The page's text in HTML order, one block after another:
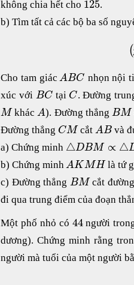
không chia hết cho 125.
b) Tìm tất cả các bộ ba số
(
Cho tam giácABC nhọn nội
xúc với BCtại C. Đường
MkhácA). Đường thẳngBM
Đường thẳng CMcắtAB và
a) Chứng minh △DBM ∝ △
b) Chứng minhAKMHlà tứ
c) Đường thẳng BMcắt
đi qua trung điểm của đoạn
Một phố nhỏ có 44người
dương). Chứng minh rằng
người mà tuổi của một người